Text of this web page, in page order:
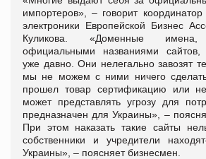
импортеров», – говорит
электроники Европейской Бизнес
Куликова. «Доменные
официальными названиями сайтов,
уже давно. Они нелегально завозят
мы не можем с ними ничего
прошел товар сертификацию или
может представлять угрозу для
предназначен для Украины», –
При этом наказать такие сайты
собственники и учредители
Украины», – поясняет бизнесмен.